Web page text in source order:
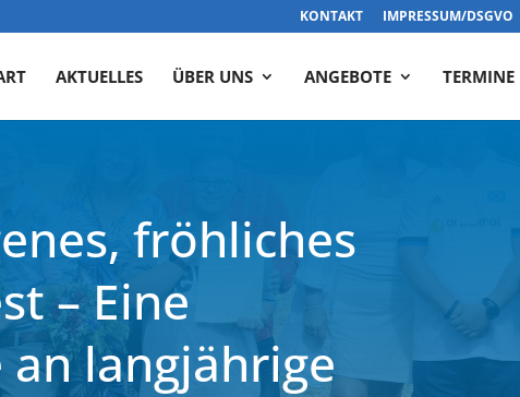
KONTAKT IMPRESSUM/DSGVO
AKTUELLES ÜBER UNS ANGEBOTE TERMINE
fröhliches
– Eine
an langjährige